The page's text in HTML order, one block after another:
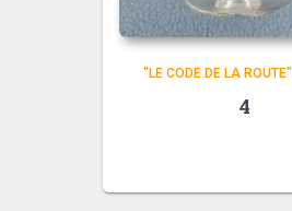
"LE CODE DE LA ROUTE"
4